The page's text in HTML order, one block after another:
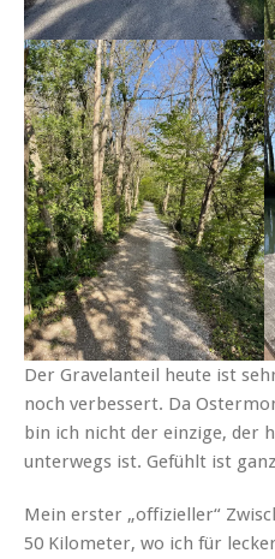
Der Gravelanteil heute ist
noch verbessert. Da
bin ich nicht der einzige, der
unterwegs ist. Gefühlt ist
Mein erster „offizieller“
50 Kilometer, wo ich für